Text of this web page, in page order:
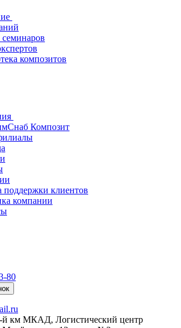
композитов
Композит
поддержки клиентов
компании
80
й км МКАД, Логистический центр